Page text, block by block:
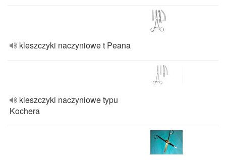
kleszczyki naczyniowe t Peana
kleszczyki naczyniowe typu
Kochera